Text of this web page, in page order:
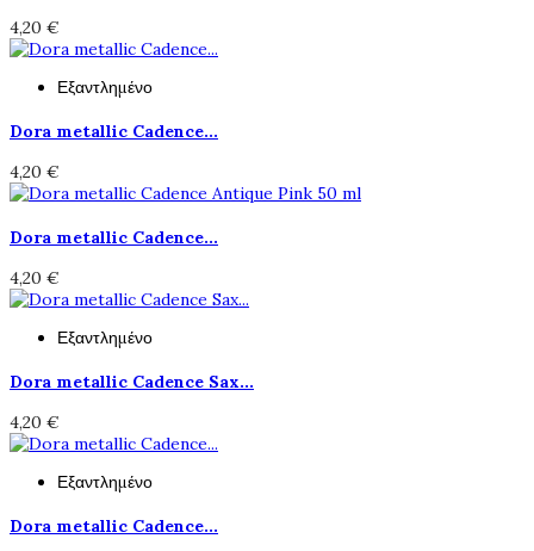
4,20 €
Εξαντλημένο
Dora metallic Cadence...
4,20 €
Dora metallic Cadence...
4,20 €
Εξαντλημένο
Dora metallic Cadence Sax...
4,20 €
Εξαντλημένο
Dora metallic Cadence...